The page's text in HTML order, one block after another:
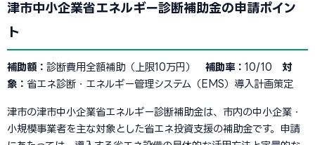
津市中小企業省エネルギー診断補助金の申請ポイン
ト
補助額： 診断費用全額補助（上限10万円） 補助率： 10/10 対
象： 省エネ診断・エネルギー管理システム（EMS）導入計画策定
津市の津市中小企業省エネルギー診断補助金は、市内の中小企業・
小規模事業者を主な対象とした省エネ投資支援の補助金です。申請